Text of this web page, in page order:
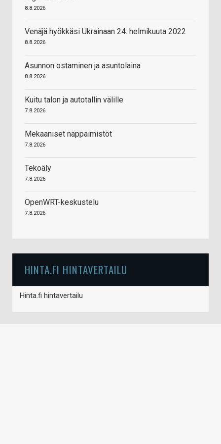
8.8.2026
Venäjä hyökkäsi Ukrainaan 24. helmikuuta 2022
8.8.2026
Asunnon ostaminen ja asuntolaina
8.8.2026
Kuitu talon ja autotallin välille
7.8.2026
Mekaaniset näppäimistöt
7.8.2026
Tekoäly
7.8.2026
OpenWRT-keskustelu
7.8.2026
HINTA.FI HINTAVERTAILU
Hinta.fi hintavertailu